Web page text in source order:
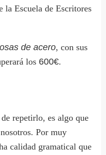
la Escuela de Escritores
de acero, con sus
los 600€.
repetirlo, es algo que
Por muy
calidad gramatical que